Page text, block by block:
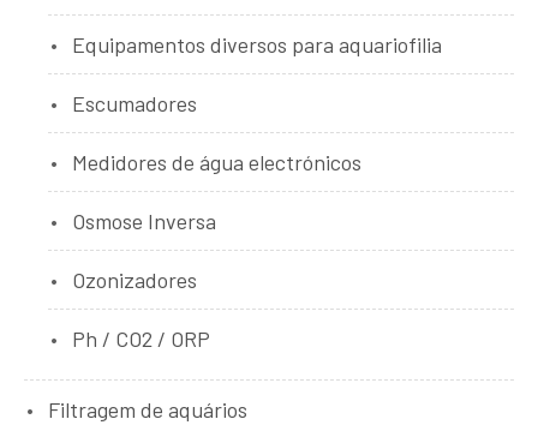
Equipamentos diversos para aquariofilia
Escumadores
Medidores de água electrónicos
Osmose Inversa
Ozonizadores
Ph / CO2 / ORP
Filtragem de aquários